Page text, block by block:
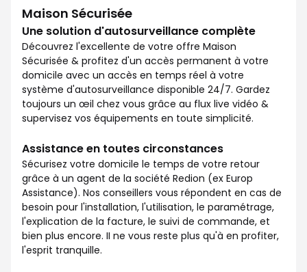
Maison Sécurisée
Une solution d'autosurveillance complète
Découvrez l'excellente de votre offre Maison
Sécurisée & profitez d'un accès permanent à votre
domicile avec un accès en temps réel à votre
système d'autosurveillance disponible 24/7. Gardez
toujours un œil chez vous grâce au flux live vidéo &
supervisez vos équipements en toute simplicité.
Assistance en toutes circonstances
Sécurisez votre domicile le temps de votre retour
grâce à un agent de la société Redion (ex Europ
Assistance). Nos conseillers vous répondent en cas de
besoin pour l'installation, l'utilisation, le paramétrage,
l'explication de la facture, le suivi de commande, et
bien plus encore. II ne vous reste plus qu'à en profiter,
l'esprit tranquille.